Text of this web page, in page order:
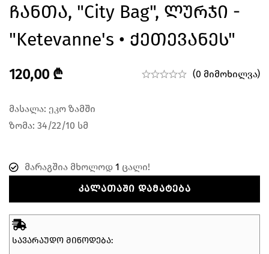
Ჩანთა, "city Bag", Ლურჯი -
"Ketevanne's • Ქეთევანეს"
120,00 ₾ (0 მიმოხილვა)
მასალა: ეკო ზამში
ზომა: 34/22/10 სმ
მარაგშია მხოლოდ 1 ცალი!
ᲙᲐᲚᲐᲗᲐᲨᲘ ᲓᲐᲛᲐᲢᲔᲑᲐ
ᲡᲐᲕᲐᲠᲐᲣᲓᲝ ᲛᲘᲬᲝᲓᲔᲑᲐ: